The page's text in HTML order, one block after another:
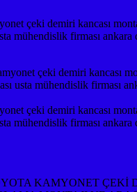
çeki demiri kancası
mühendislik firması ankara
çeki demiri kancası
mühendislik firması ankara